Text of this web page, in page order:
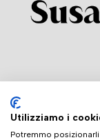
Utilizziamo i
Potremmo